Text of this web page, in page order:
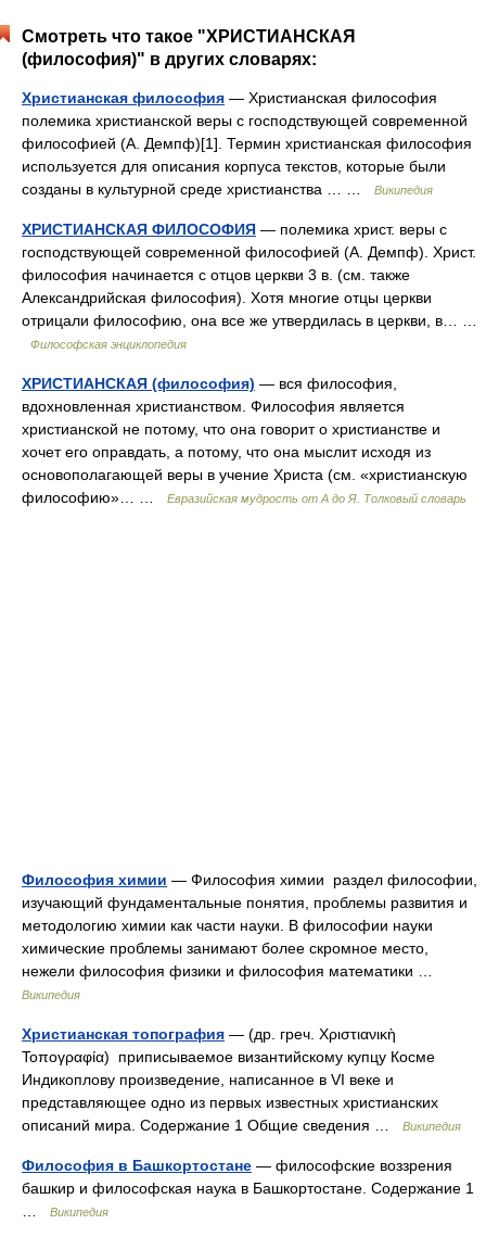
Смотреть что такое "ХРИСТИАНСКАЯ
(философия)" в других словарях:
Христианская философия — Христианская философия
полемика христианской веры с господствующей современной
философией (А. Демпф)[1]. Термин христианская философия
используется для описания корпуса текстов, которые были
созданы в культурной среде христианства … …
Википедия
ХРИСТИАНСКАЯ ФИЛОСОФИЯ — полемика христ. веры с
господствующей современной философией (А. Демпф). Христ.
философия начинается с отцов церкви 3 в. (см. также
Александрийская философия). Хотя многие отцы церкви
отрицали философию, она все же утвердилась в церкви, в… …
Философская энциклопедия
ХРИСТИАНСКАЯ (философия) — вся философия,
вдохновленная христианством. Философия является
христианской не потому, что она говорит о христианстве и
хочет его оправдать, а потому, что она мыслит исходя из
основополагающей веры в учение Христа (см. «христианскую
философию»… …
Евразийская мудрость от А до Я. Толковый словарь
Философия химии — Философия химии раздел философии,
изучающий фундаментальные понятия, проблемы развития и
методологию химии как части науки. В философии науки
химические проблемы занимают более скромное место,
нежели философия физики и философия математики …
Википедия
Христианская топография — (др. греч. Χριστιανικὴ
Τοπογραφία) приписываемое византийскому купцу Косме
Индикоплову произведение, написанное в VI веке и
представляющее одно из первых известных христианских
описаний мира. Содержание 1 Общие сведения …
Википедия
Философия в Башкортостане — философские воззрения
башкир и философская наука в Башкортостане. Содержание 1
Википедия